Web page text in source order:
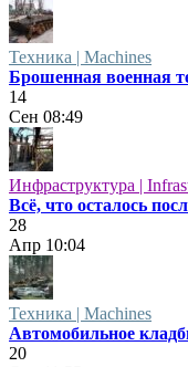
Техника | Machines
Брошенная военная
14
Сен 08:49
Инфраструктура |
Всё, что осталось
28
Апр 10:04
Техника | Machines
Автомобильное
20